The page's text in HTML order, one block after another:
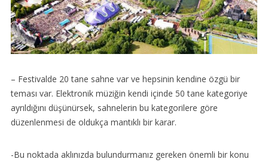
– Festivalde 20 tane sahne var ve hepsinin kendine özgü bir
teması var. Elektronik müziğin kendi içinde 50 tane kategoriye
ayrıldığını düşünürsek, sahnelerin bu kategorilere göre
düzenlenmesi de oldukça mantıklı bir karar.
-Bu noktada aklınızda bulundurmanız gereken önemli bir konu